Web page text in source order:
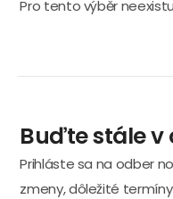
Pro tento výběr
Buďte stále v
Prihláste sa na odber
zmeny, dôležité